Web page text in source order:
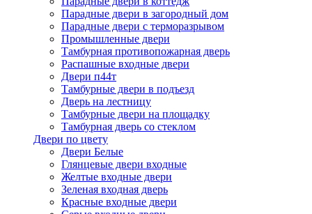
Парадные двери в загородный дом
Парадные двери с терморазрывом
Промышленные двери
Тамбурная противопожарная дверь
Распашные входные двери
Двери п44т
Тамбурные двери в подъезд
Дверь на лестницу
Тамбурные двери на площадку
Тамбурная дверь со стеклом
Двери по цвету
Двери Белые
Глянцевые двери входные
Желтые входные двери
Зеленая входная дверь
Красные входные двери